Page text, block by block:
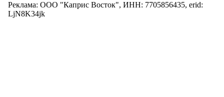
Реклама: ООО "Каприс Восток", ИНН: 7705856435, erid:
LjN8K34jk